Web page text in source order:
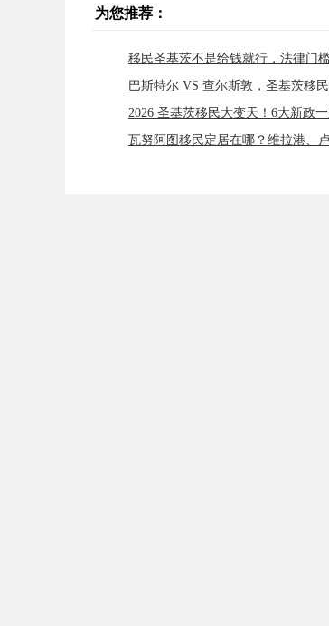
为您推荐：
移民圣基茨不是给钱就行，法律门
巴斯特尔 VS 查尔斯敦，圣基茨移
2026 圣基茨移民大变天！6大新政
瓦努阿图移民定居在哪？维拉港、